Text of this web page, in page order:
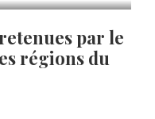
par le
régions du